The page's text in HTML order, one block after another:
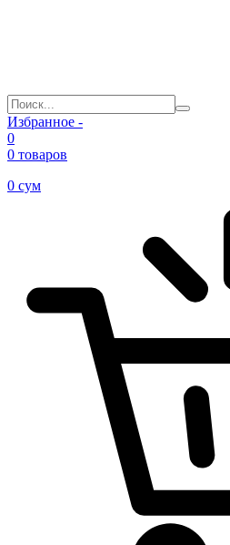
Избранное -
0
0 товаров
0 сум